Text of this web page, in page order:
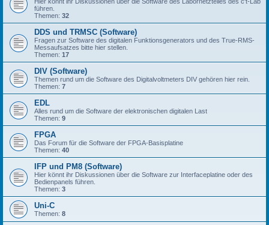
führen.
Themen: 32
DDS und TRMSC (Software)
Fragen zur Software des digitalen Funktionsgenerators und des True-RMS-
Messaufsatzes bitte hier stellen.
Themen: 17
DIV (Software)
Themen rund um die Software des Digitalvoltmeters DIV gehören hier rein.
Themen: 7
EDL
Alles rund um die Software der elektronischen digitalen Last
Themen: 9
FPGA
Das Forum für die Software der FPGA-Basisplatine
Themen: 40
IFP und PM8 (Software)
Hier könnt ihr Diskussionen über die Software zur Interfaceplatine oder des
Bedienpanels führen.
Themen: 3
Uni-C
Themen: 8